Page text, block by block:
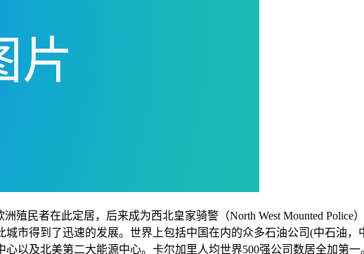
殖民者在此定居，后来成为西北皇家骑警（North West Mounted
市得到了迅速的发展。世界上包括中国在内的众多石油公司(中石油
以及北美第二大能源中心。卡尔加里人均世界500强公司数居全加第